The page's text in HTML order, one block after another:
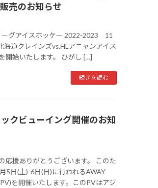
売のお知らせ
ーグアイスホッケー 2022-2023 11
道クレインズvs.HLアニャンアイス
始いたします。 ひがし […]
続きを読む
クビューイング開催のお知
応援ありがとうございます。 このた
5日(土)-6日(日)に行われるAWAY
を開催いたします。このPVはアジ